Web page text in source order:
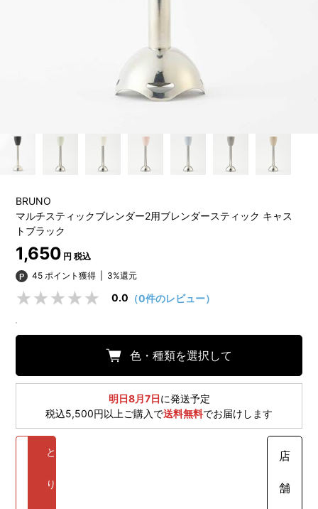
BRUNO
マルチスティックブレンダー2用ブレンダースティック キャス
トブラック
1,650 円 税込
45 ポイント獲得
3%還元
0.0 （0件のレビュー）
色・種類を選択して
明日8月7日に発送予定
税込5,500円以上ご購入で送料無料でお届けします
と
り
店
舗